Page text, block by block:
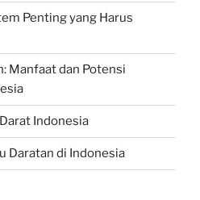
Penting yang Harus
Manfaat dan Potensi
Indonesia
Daratan di Indonesia